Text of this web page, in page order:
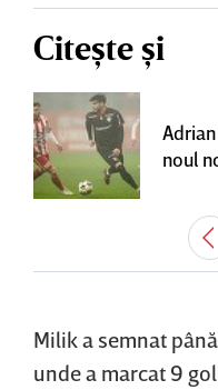
Citește și
noul
Milik a semnat
unde a marcat 9